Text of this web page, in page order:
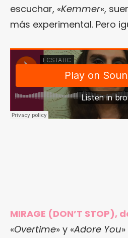
escuchar, «Kemmer«,
más experimental. Pero
MIRAGE (DON’T STOP),
«Overtime» y «Adore You